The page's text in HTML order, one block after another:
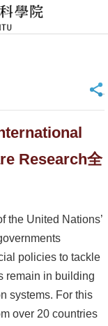
_
Research全
the United Nations’
policies to tackle
remain in building
systems. For this
over 20 countries